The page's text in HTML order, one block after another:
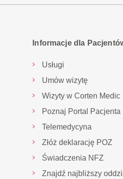
Informacje dla
Usługi
Umów wizytę
Wizyty w Corten Medic
Poznaj Portal Pacjenta
Telemedycyna
Złóż deklarację POZ
Świadczenia NFZ
Znajdź najbliższy